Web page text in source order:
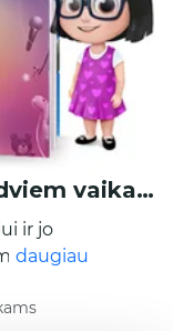
Šeimos nuotykiai tėčiui ir dviem vaikams
ir jo
ir
daugiau